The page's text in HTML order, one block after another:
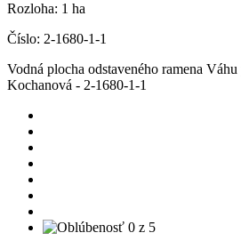
Rozloha: 1 ha
Číslo: 2-1680-1-1
Vodná plocha odstaveného ramena
Kochanová - 2-1680-1-1